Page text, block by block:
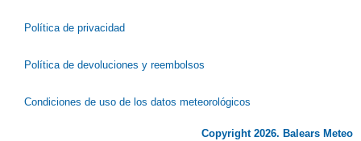
Política de privacidad
Política de devoluciones y reembolsos
Condiciones de uso de los datos meteorológicos
Copyright 2026. Balears Meteo